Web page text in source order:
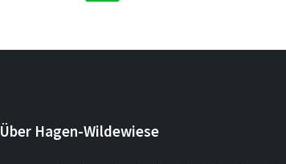
Über Hagen-Wildewiese